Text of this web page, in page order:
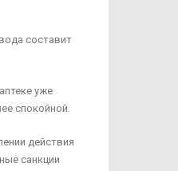
составит
уже
спокойной.
действия
санкции